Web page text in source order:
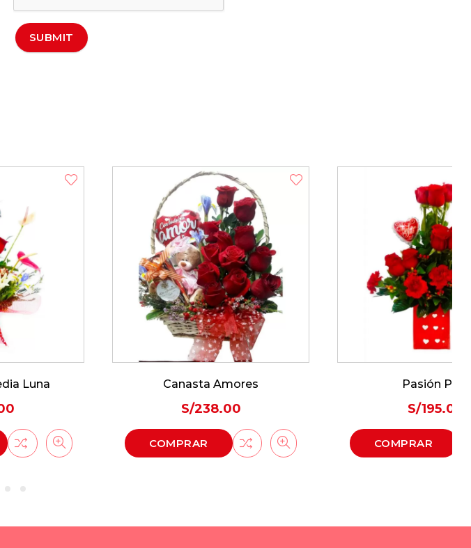
COMPRAR COMPRAR